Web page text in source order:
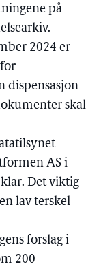
på
2024 er
dispensasjon
skal
AS i
Det viktig
lav terskel
forslag i
200